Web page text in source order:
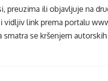
preuzima ili objavljuje na
vidljiv link prema portalu
se kršenjem autorskih